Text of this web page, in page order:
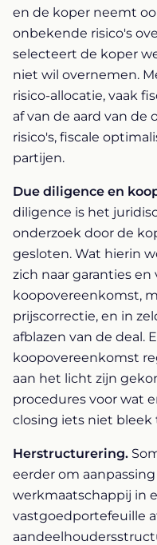
en de koper neemt
onbekende risico's
selecteert de koper
niet wil overnemen.
risico-allocatie, vaak
af van de aard van de
risico's, fiscale
partijen.
Due diligence en
diligence is het
onderzoek door de
gesloten. Wat hierin
zich naar garanties
koopovereenkomst,
prijscorrectie, en in
afblazen van de deal.
koopovereenkomst
aan het licht zijn
procedures voor wat
closing iets niet bleek
Herstructurering.
eerder om
werkmaatschappij in
vastgoedportefeuille